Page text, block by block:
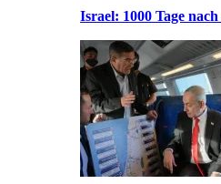
Israel: 1000 Tage